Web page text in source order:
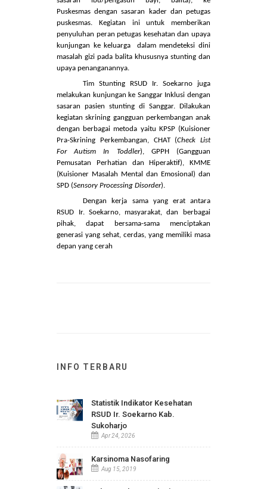
(empat) daerah binaan, yaitu Kecamatan
Tawangsari, Kecamatan Bulu, Kecamatan Nguter
dan Kecamatan Weru.
Beberapa kegiatan sudah dilaksanakan
antara lain kunjungan ke Posyandu dengan
sasaran ibu/pengasuh bayi, balita), ke
Puskesmas dengan sasaran kader dan petugas
puskesmas. Kegiatan ini untuk memberikan
penyuluhan peran petugas kesehatan dan upaya
kunjungan ke keluarga dalam mendeteksi dini
masalah gizi pada balita khususnya stunting dan
upaya penanganannya.
Tim Stunting RSUD Ir. Soekarno juga
melakukan kunjungan ke Sanggar Inklusi dengan
sasaran pasien stunting di Sanggar. Dilakukan
kegiatan skrining gangguan perkembangan anak
dengan berbagai metoda yaitu KPSP (Kuisioner
Pra-Skrining Perkembangan, CHAT (Check List
For Autism In Toddler), GPPH (Gangguan
Pemusatan Perhatian dan Hiperaktif), KMME
INFO TERBARU